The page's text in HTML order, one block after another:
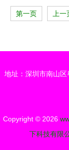
第一页 上一
地址：深圳市南山
Copyright © 2026
下科技有限